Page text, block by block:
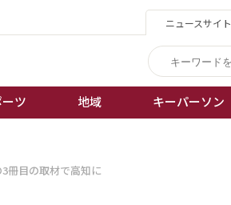
ニュースサイト
ツ 地域 キーパーソン
冊目の取材で高知に